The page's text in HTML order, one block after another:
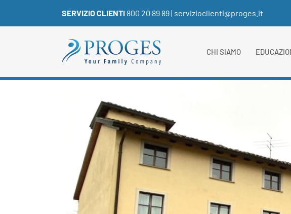
contenuto
SERVIZIO CLIENTI800 20 89 89| servizioclienti@proges.it
CHI SIAMO